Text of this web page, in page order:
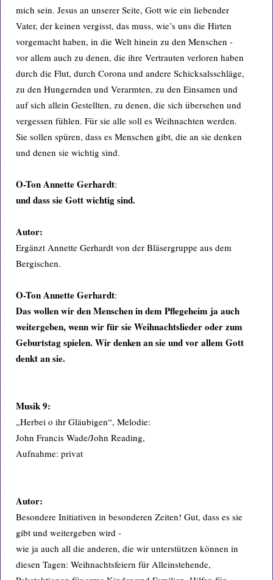
mich sein. Jesus an unserer Seite, Gott wie ein liebender
Vater, der keinen vergisst, das muss, wie’s uns die Hirten
vorgemacht haben, in die Welt hinein zu den Menschen -
vor allem auch zu denen, die ihre Vertrauten verloren haben
durch die Flut, durch Corona und andere Schicksalsschläge,
zu den Hungernden und Verarmten, zu den Einsamen und
auf sich allein Gestellten, zu denen, die sich übersehen und
vergessen fühlen. Für sie alle soll es Weihnachten werden.
Sie sollen spüren, dass es Menschen gibt, die an sie denken
und denen sie wichtig sind.
O-Ton Annette Gerhardt:
und dass sie Gott wichtig sind.
Autor:
Ergänzt Annette Gerhardt von der Bläsergruppe aus dem
Bergischen.
O-Ton Annette Gerhardt:
Das wollen wir den Menschen in dem Pflegeheim ja auch
weitergeben, wenn wir für sie Weihnachtslieder oder zum
Geburtstag spielen. Wir denken an sie und vor allem Gott
denkt an sie.
Musik 9:
„Herbei o ihr Gläubigen“, Melodie:
John Francis Wade/John Reading,
Aufnahme: privat
Autor:
Besondere Initiativen in besonderen Zeiten! Gut, dass es sie
gibt und weitergeben wird -
wie ja auch all die anderen, die wir unterstützen können in
diesen Tagen: Weihnachtsfeiern für Alleinstehende,